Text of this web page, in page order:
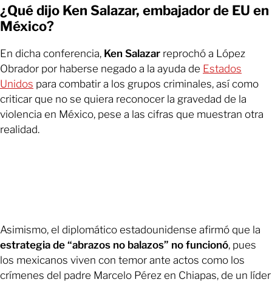
¿Qué dijo Ken Salazar, embajador de EU en
México?
En dicha conferencia, Ken Salazar reprochó a López
Obrador por haberse negado a la ayuda de Estados
Unidos para combatir a los grupos criminales, así como
criticar que no se quiera reconocer la gravedad de la
violencia en México, pese a las cifras que muestran otra
realidad.
Asimismo, el diplomático estadounidense afirmó que la
estrategia de “abrazos no balazos” no funcionó, pues
los mexicanos viven con temor ante actos como los
crímenes del padre Marcelo Pérez en Chiapas, de un líder